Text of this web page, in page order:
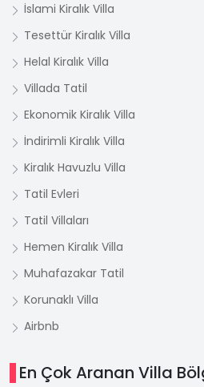
İslami Kiralık Villa
Tesettür Kiralık Villa
Helal Kiralık Villa
Villada Tatil
Ekonomik Kiralık Villa
İndirimli Kiralık Villa
Kiralık Havuzlu Villa
Tatil Evleri
Tatil Villaları
Hemen Kiralık Villa
Muhafazakar Tatil
Korunaklı Villa
Airbnb
En Çok Aranan Villa